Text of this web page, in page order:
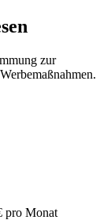
zur
pro Monat